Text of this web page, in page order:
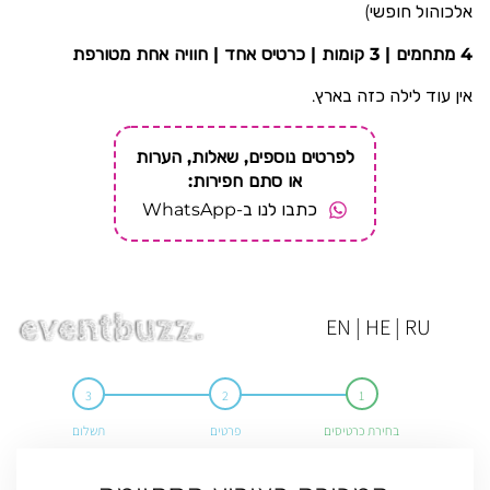
אלכוהול חופשי)
4 מתחמים | 3 קומות | כרטיס אחד | חוויה אחת מטורפת
אין עוד לילה כזה בארץ.
לפרטים נוספים, שאלות, הערות
או סתם חפירות:
כתבו לנו ב-WhatsApp